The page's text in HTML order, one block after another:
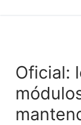
Oficial: